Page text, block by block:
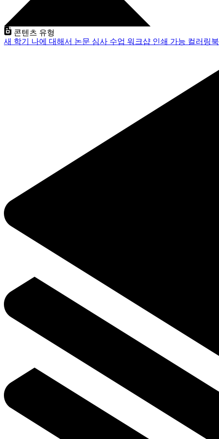
콘텐츠 유형
새 학기 나에 대해서 논문 심사 수업 워크샵 인쇄 가능 컬러링북